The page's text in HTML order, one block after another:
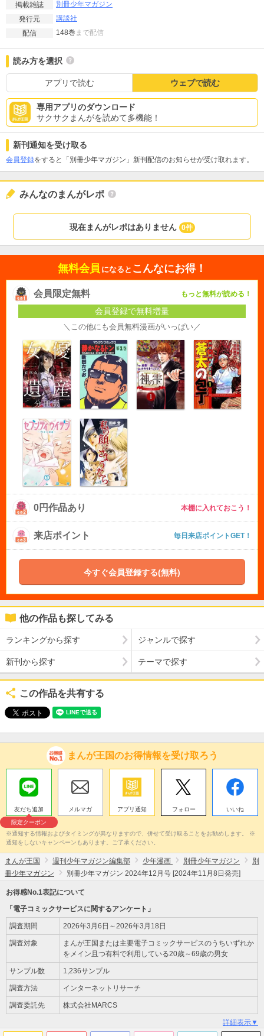
掲載雑誌
別冊少年マガジン
発行元
講談社
配信
148巻 まで配信
読み方を選択
アプリで読む ウェブで読む
専用アプリのダウンロード
サクサクまんがを読めて多機能！
新刊通知を受け取る
会員登録をすると「別冊少年マガジン」新刊配信のお知らせが受け取れます。
みんなのまんがレポ
現在まんがレポはありません 0件
無料会員 になると こんなにお得！
会員限定無料 もっと無料が読める！
会員登録で無料増量
＼この他にも会員無料漫画がいっぱい／
0円作品あり 本棚に入れておこう！
来店ポイント 毎日来店ポイントGET！
今すぐ会員登録する(無料)
他の作品も探してみる
ランキングから探す ジャンルで探す
新刊から探す テーマで探す
この作品を共有する
まんが王国のお得情報を受け取ろう
友だち追加
限定クーポン
メルマガ アプリ通知 フォロー いいね
※通知する情報およびタイミングが異なりますので、併せて受け取ることをお勧めします。 ※
通知をしないキャンペーンもあります。ご了承ください。
まんが王国 週刊少年マガジン編集部 少年漫画 別冊少年マガジン
別
冊少年マガジン
別冊少年マガジン 2024年12月号 [2024年11月8日発売]
お得感No.1表記について
「電子コミックサービスに関するアンケート」
調査期間 2026年3月6日～2026年3月18日
調査対象
まんが王国または主要電子コミックサービスのうちいずれか
をメイン且つ有料で利用している20歳～69歳の男女
サンプル数 1,236サンプル
調査方法 インターネットリサーチ
調査委託先 株式会社MARCS
詳細表示▼